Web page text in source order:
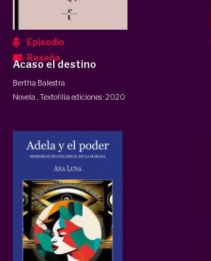
Episodio
Reseña
Acaso el destino
Bertha Balestra
Novela Textofilia ediciones·2020